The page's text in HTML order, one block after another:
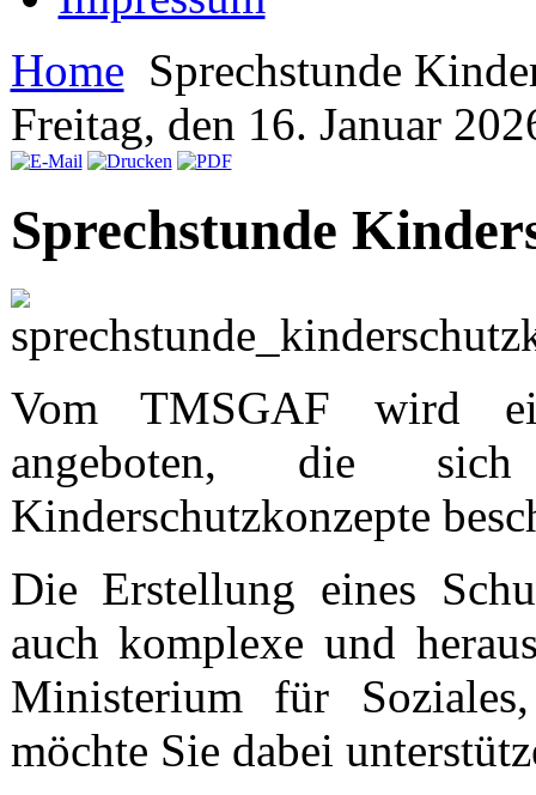
Home Sprechstunde
Freitag, den 16. Januar
Sprechstunde
Vom TMSGAF wird
angeboten, die
Kinderschutzkonzepte
Die Erstellung eines
auch komplexe und
Ministerium für
möchte Sie dabei